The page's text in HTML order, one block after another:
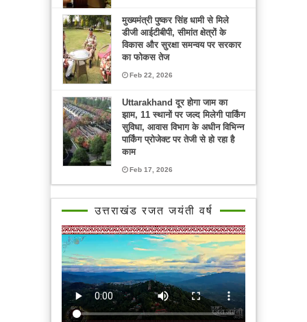
मुख्यमंत्री पुष्कर सिंह धामी से मिले
डीजी आईटीबीपी, सीमांत क्षेत्रों के
विकास और सुरक्षा समन्वय पर सरकार
का फोकस तेज
Feb 22, 2026
Uttarakhand दूर होगा जाम का
झाम, 11 स्थानों पर जल्द मिलेगी पार्किंग
सुविधा, आवास विभाग के अधीन विभिन्न
पार्किंग प्रोजेक्ट पर तेजी से हो रहा है
काम
Feb 17, 2026
उत्तराखंड रजत जयंती वर्ष